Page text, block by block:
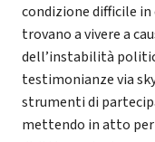
condizione difficile
trovano a vivere a
dell’instabilità
testimonianze via
strumenti di
mettendo in atto per